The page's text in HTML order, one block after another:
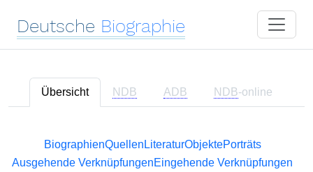
Deutsche Biographie
Übersicht NDB ADB NDB-online
BiographienQuellen LiteraturObjektePorträts
Ausgehende VerknüpfungenEingehende Verknüpfungen